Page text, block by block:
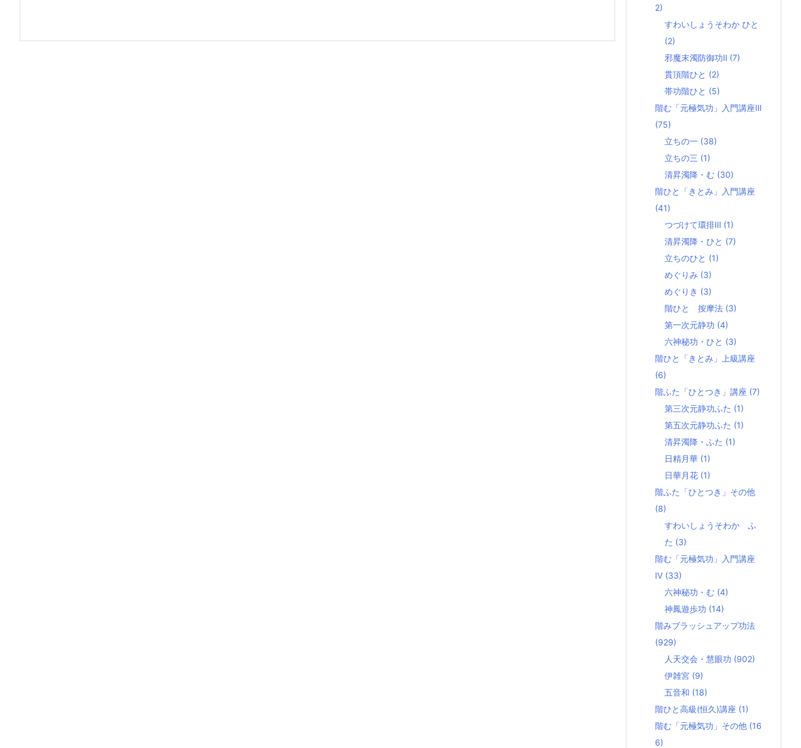
2)
すわいしょうそわか ひと
(2)
邪魔末濁防御功Ⅱ (7)
貫頂階ひと (2)
帯功階ひと (5)
階む「元極気功」入門講座Ⅲ
(75)
立ちの一 (38)
立ちの三 (1)
清昇濁降・む (30)
階ひと「きとみ」入門講座
(41)
つづけて環排Ⅲ (1)
清昇濁降・ひと (7)
立ちのひと (1)
めぐりみ (3)
めぐりき (3)
階ひと 按摩法 (3)
第一次元静功 (4)
六神秘功・ひと (3)
階ひと「きとみ」上級講座
(6)
階ふた「ひとつき」講座 (7)
第三次元静功ふた (1)
第五次元静功ふた (1)
清昇濁降・ふた (1)
日精月華 (1)
日華月花 (1)
階ふた「ひとつき」その他
(8)
すわいしょうそわか ふ
た (3)
階む「元極気功」入門講座
Ⅳ (33)
六神秘功・む (4)
神鳳遊歩功 (14)
階みブラッシュアップ功法
(929)
人天交会・慧眼功 (902)
伊雑宮 (9)
五音和 (18)
階ひと高級(恒久)講座 (1)
階む「元極気功」その他 (16
6)